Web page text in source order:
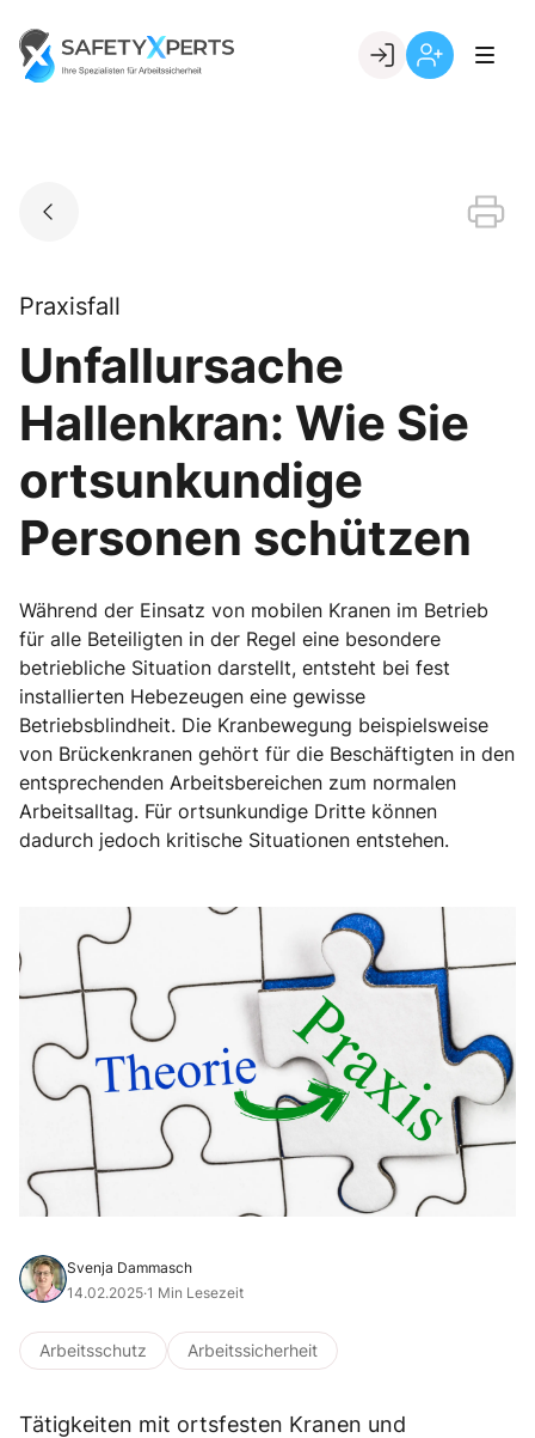
content
Go to landing page.
Praxisfall
Unfallursache
Hallenkran: Wie Sie
ortsunkundige
Personen schützen
Während der Einsatz von mobilen Kranen im Betrieb
für alle Beteiligten in der Regel eine besondere
betriebliche Situation darstellt, entsteht bei fest
installierten Hebezeugen eine gewisse
Betriebsblindheit. Die Kranbewegung beispielsweise
von Brückenkranen gehört für die Beschäftigten in den
entsprechenden Arbeitsbereichen zum normalen
Arbeitsalltag. Für ortsunkundige Dritte können
dadurch jedoch kritische Situationen entstehen.
Svenja Dammasch
14.02.2025·1 Min Lesezeit
Arbeitsschutz Arbeitssicherheit
Tätigkeiten mit ortsfesten Kranen und